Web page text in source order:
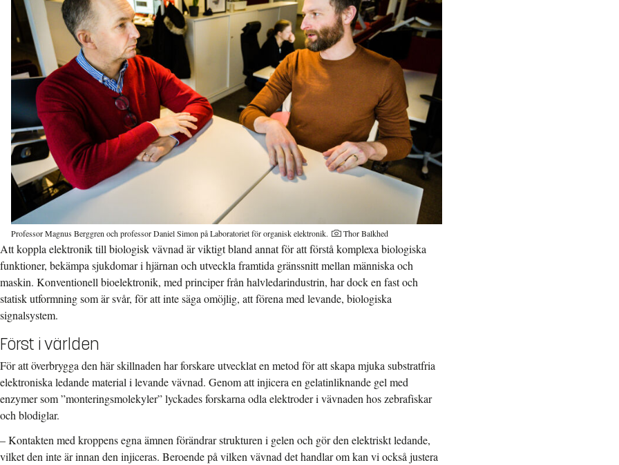
Professor Magnus Berggren och professor Daniel Simon på Laboratoriet för organisk elektronik. Thor Balkhed
Att koppla elektronik till biologisk vävnad är viktigt bland annat för att förstå komplexa biologiska
funktioner, bekämpa sjukdomar i hjärnan och utveckla framtida gränssnitt mellan människa och
maskin. Konventionell bioelektronik, med principer från halvledarindustrin, har dock en fast och
statisk utformning som är svår, för att inte säga omöjlig, att förena med levande, biologiska
signalsystem.
Först i världen
För att överbrygga den här skillnaden har forskare utvecklat en metod för att skapa mjuka substratfria
elektroniska ledande material i levande vävnad. Genom att injicera en gelatinliknande gel med
enzymer som ”monteringsmolekyler” lyckades forskarna odla elektroder i vävnaden hos zebrafiskar
och blodiglar.
– Kontakten med kroppens egna ämnen förändrar strukturen i gelen och gör den elektriskt ledande,
vilket den inte är innan den injiceras. Beroende på vilken vävnad det handlar om kan vi också justera